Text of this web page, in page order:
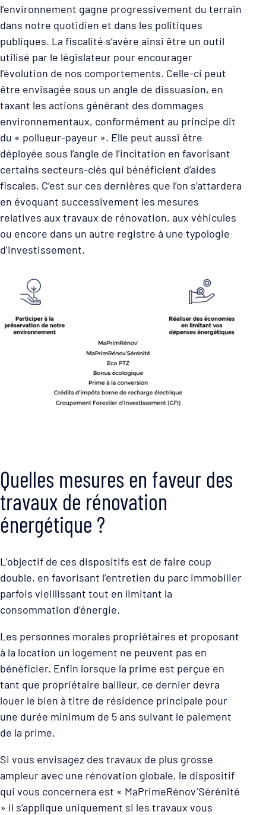
l’environnement gagne progressivement du terrain
dans notre quotidien et dans les politiques
publiques. La fiscalité s’avère ainsi être un outil
utilisé par le législateur pour encourager
l’évolution de nos comportements. Celle-ci peut
être envisagée sous un angle de dissuasion, en
taxant les actions générant des dommages
environnementaux, conformément au principe dit
du « pollueur-payeur ». Elle peut aussi être
déployée sous l’angle de l’incitation en favorisant
certains secteurs-clés qui bénéficient d’aides
fiscales. C’est sur ces dernières que l’on s’attardera
en évoquant successivement les mesures
relatives aux travaux de rénovation, aux véhicules
ou encore dans un autre registre à une typologie
d’investissement.
Quelles mesures en faveur des
travaux de rénovation
énergétique ?
L’objectif de ces dispositifs est de faire coup
double, en favorisant l’entretien du parc immobilier
parfois vieillissant tout en limitant la
consommation d’énergie.
Les personnes morales propriétaires et proposant
à la location un logement ne peuvent pas en
bénéficier. Enfin lorsque la prime est perçue en
tant que propriétaire bailleur, ce dernier devra
louer le bien à titre de résidence principale pour
une durée minimum de 5 ans suivant le paiement
de la prime.
Si vous envisagez des travaux de plus grosse
ampleur avec une rénovation globale, le dispositif
qui vous concernera est « MaPrimeRénov’Sérénité
» il s’applique uniquement si les travaux vous